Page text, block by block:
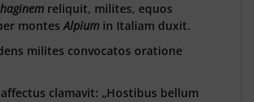
reliquit, milites, equos
montesAlpium in Italiam duxit.
milites convocatos oratione
clamavit: „Hostibus bellum